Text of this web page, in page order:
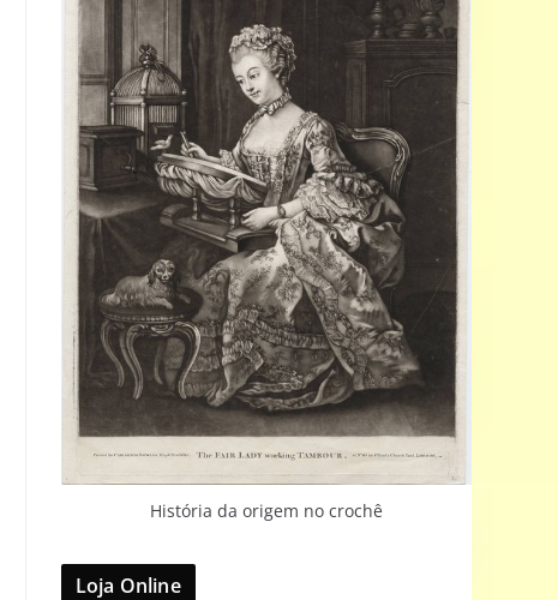
História da origem no crochê
Loja Online